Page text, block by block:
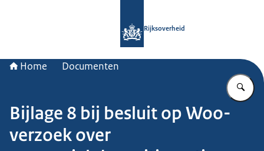
Rijksoverheid
Home Documenten
Bijlage 8 bij besluit op Woo-
verzoek over